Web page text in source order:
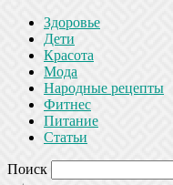
Здоровье
Дети
Красота
Мода
Народные рецепты
Фитнес
Питание
Статьи
Поиск